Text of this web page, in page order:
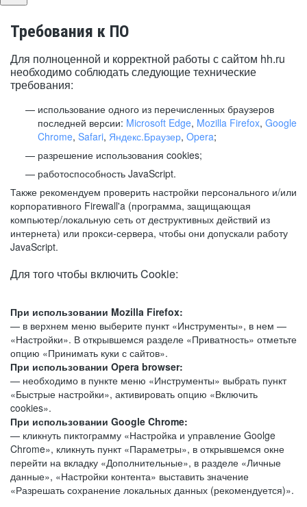
Требования к ПО
Для полноценной и корректной работы с сайтом hh.ru
необходимо соблюдать следующие технические
требования:
использование одного из перечисленных браузеров
последней версии: Microsoft Edge, Mozilla Firefox, Google
Chrome, Safari, Яндекс.Браузер, Opera;
разрешение использования cookies;
работоспособность JavaScript.
Также рекомендуем проверить настройки персонального и/или
корпоративного Firewall'a (программа, защищающая
компьютер/локальную сеть от деструктивных действий из
интернета) или прокси-сервера, чтобы они допускали работу
JavaScript.
Для того чтобы включить Cookie:
При использовании Mozilla Firefox:
— в верхнем меню выберите пункт «Инструменты», в нем —
«Настройки». В открывшемся разделе «Приватность» отметьте
опцию «Принимать куки с сайтов».
При использовании Opera browser:
— необходимо в пункте меню «Инструменты» выбрать пункт
«Быстрые настройки», активировать опцию «Включить
cookies».
При использовании Google Chrome:
— кликнуть пиктограмму «Настройка и управление Goolge
Chrome», кликнуть пункт «Параметры», в открывшемся окне
перейти на вкладку «Дополнительные», в разделе «Личные
данные», «Настройки контента» выставить значение
«Разрешать сохранение локальных данных (рекомендуется)».